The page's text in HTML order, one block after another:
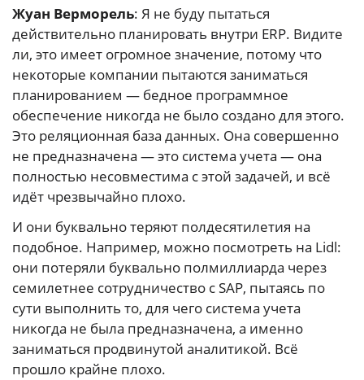
Жуан Верморель: Я не буду пытаться
действительно планировать внутри ERP. Видите
ли, это имеет огромное значение, потому что
некоторые компании пытаются заниматься
планированием — бедное программное
обеспечение никогда не было создано для этого.
Это реляционная база данных. Она совершенно
не предназначена — это система учета — она
полностью несовместима с этой задачей, и всё
идёт чрезвычайно плохо.
И они буквально теряют полдесятилетия на
подобное. Например, можно посмотреть на Lidl:
они потеряли буквально полмиллиарда через
семилетнее сотрудничество с SAP, пытаясь по
сути выполнить то, для чего система учета
никогда не была предназначена, а именно
заниматься продвинутой аналитикой. Всё
прошло крайне плохо.